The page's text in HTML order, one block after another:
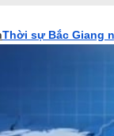
Thời sự Bắc Giang